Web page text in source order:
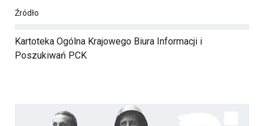
Źródło
Kartoteka Ogólna Krajowego Biura Informacji i
Poszukiwań PCK